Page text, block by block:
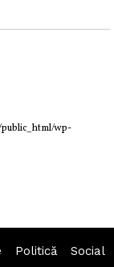
wp-
Politică Social